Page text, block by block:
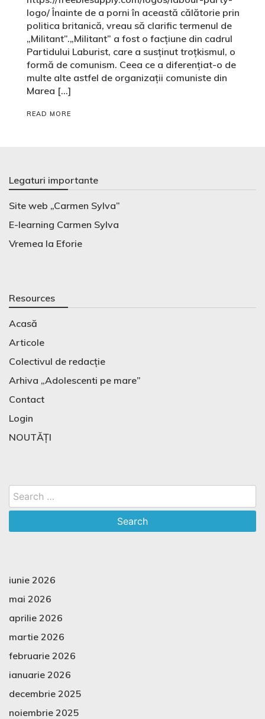
logo/ Înainte de a porni în această călătorie prin
politica britanică, vreau să clarific termenul de
„Militant”.„Militant” a fost o facțiune din cadrul
Partidului Laburist, care a susținut troțkismul, o
formă de comunism. Ceea ce a diferențiat-o de
multe alte astfel de organizații comuniste din
Marea […]
READ MORE
Legaturi importante
Site web „Carmen Sylva”
E-learning Carmen Sylva
Vremea la Eforie
Resources
Acasă
Articole
Colectivul de redacție
Arhiva „Adolescenti pe mare”
Contact
Login
NOUTĂȚI
Search
for:
iunie 2026
mai 2026
aprilie 2026
martie 2026
februarie 2026
ianuarie 2026
decembrie 2025
noiembrie 2025